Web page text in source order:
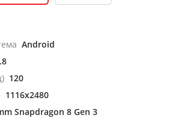
Android
120
1116x2480
Snapdragon 8 Gen 3